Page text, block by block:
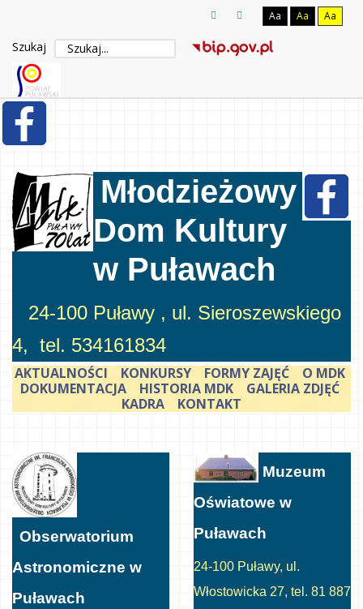
Aa Aa Aa
Szukaj
Młodzieżowy
Dom Kultury
w Puławach
24-100 Puławy , ul. Sieroszewskiego
4, tel. 534161834
AKTUALNOŚCI KONKURSY FORMY ZAJĘĆ
O MDK
DOKUMENTACJA
HISTORIA MDK
GALERIA ZDJĘĆ
KADRA
KONTAKT
Obserwatorium
Astronomiczne w
Puławach
Muzeum
Oświatowe w
Puławach
24-100 Puławy, ul.
Włostowicka 27, tel. 81 887